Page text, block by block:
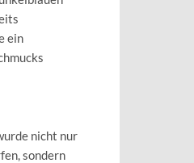
ein
nicht nur
sondern